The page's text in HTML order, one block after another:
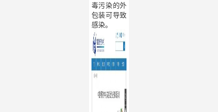
毒污染的外
包装可导致
感染。